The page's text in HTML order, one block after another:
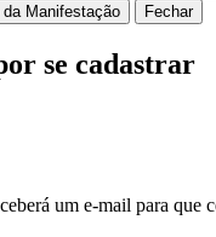
Manifestação Fechar
se cadastrar
um e-mail para que